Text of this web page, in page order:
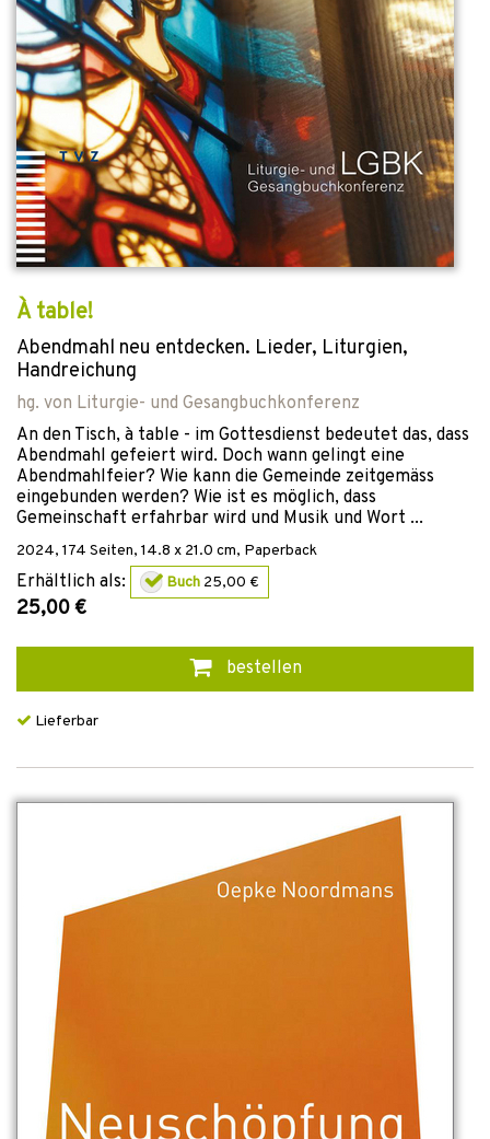
À table!
Abendmahl neu entdecken. Lieder, Liturgien,
Handreichung
hg. von Liturgie- und Gesangbuchkonferenz
An den Tisch, à table - im Gottesdienst bedeutet das, dass
Abendmahl gefeiert wird. Doch wann gelingt eine
Abendmahlfeier? Wie kann die Gemeinde zeitgemäss
eingebunden werden? Wie ist es möglich, dass
Gemeinschaft erfahrbar wird und Musik und Wort ...
2024, 174 Seiten, 14.8 x 21.0 cm, Paperback
Erhältlich als: Buch 25,00 €
25,00 €
bestellen
Lieferbar